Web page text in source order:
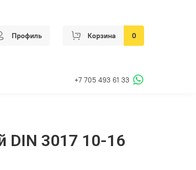
Профиль Корзина 0
+7 705 493 61 33
DIN 3017 10-16